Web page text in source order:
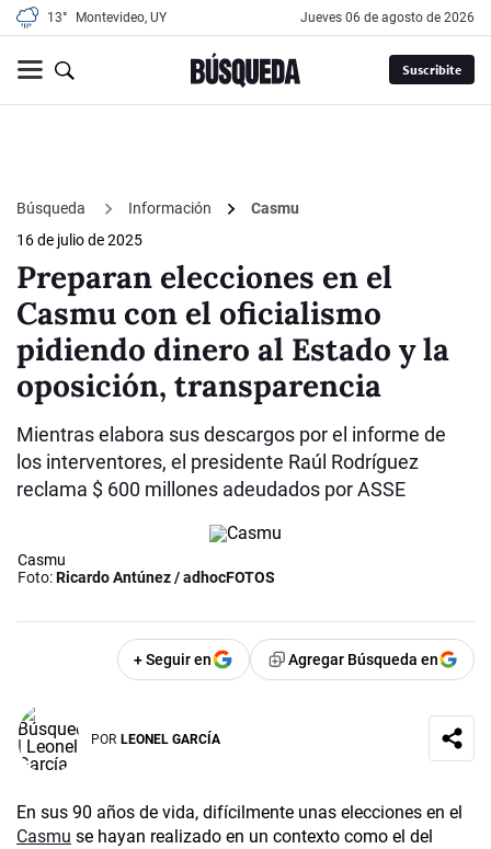
13° Montevideo, UY jueves 06 de agosto de 2026
Suscribite
Búsqueda Información
Casmu
16 de julio de 2025
Preparan elecciones en el
Casmu con el oficialismo
pidiendo dinero al Estado y la
oposición, transparencia
Mientras elabora sus descargos por el informe de
los interventores, el presidente Raúl Rodríguez
reclama $ 600 millones adeudados por ASSE
Casmu
Foto:Ricardo Antúnez / adhocFOTOS
+ Seguir en Agregar Búsqueda en
POR LEONEL GARCÍA
En sus 90 años de vida, difícilmente unas elecciones en el
Casmu se hayan realizado en un contexto como el del